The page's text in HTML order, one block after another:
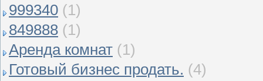
999340 (1)
849888 (1)
Аренда комнат (1)
Готовый бизнес продать. (4)